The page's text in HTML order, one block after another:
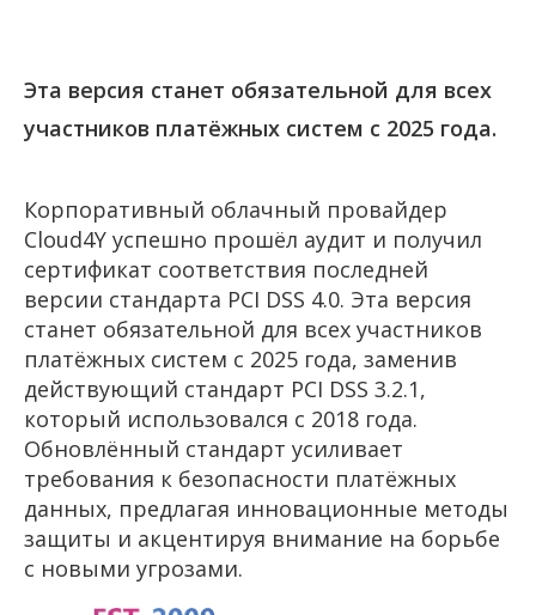
Эта версия станет обязательной для всех
участников платёжных систем с 2025 года.
Корпоративный облачный провайдер
Cloud4Y успешно прошёл аудит и получил
сертификат соответствия последней
версии стандарта PCI DSS 4.0. Эта версия
станет обязательной для всех участников
платёжных систем с 2025 года, заменив
действующий стандарт PCI DSS 3.2.1,
который использовался с 2018 года.
Обновлённый стандарт усиливает
требования к безопасности платёжных
данных, предлагая инновационные методы
защиты и акцентируя внимание на борьбе
с новыми угрозами.